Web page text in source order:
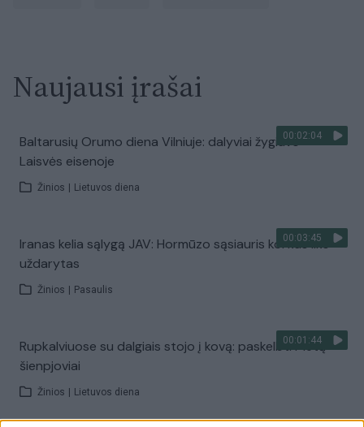
Naujausi įrašai
00:02:04
Baltarusių Orumo diena Vilniuje: dalyviai žygiavo
Laisvės eisenoje
Žinios Lietuvos diena
00:03:45
Iranas kelia sąlygą JAV: Hormūzo sąsiauris kol kas liks
uždarytas
Žinios Pasaulis
00:01:44
Rupkalviuose su dalgiais stojo į kovą: paskelbti Metų
šienpjoviai
Žinios Lietuvos diena